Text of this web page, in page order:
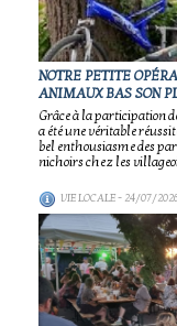
NOTRE PETITE
ANIMAUX BAS SON
Grâce à la participation
a été une véritable
bel enthousiasme des
nichoirs chez les
VIE LOCALE- 24/07/2026